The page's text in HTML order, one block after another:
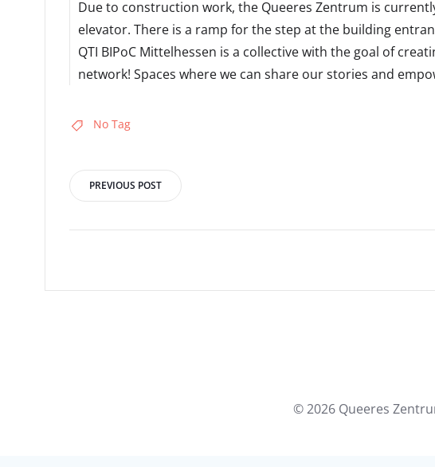
Due to construction work, the Queeres Zentrum is
elevator. There is a ramp for the step at the building
QTI BIPoC Mittelhessen is a collective with the goal of
network! Spaces where we can share our stories and
No Tag
Post
navigation
PREVIOUS POST
© 2026 Queeres